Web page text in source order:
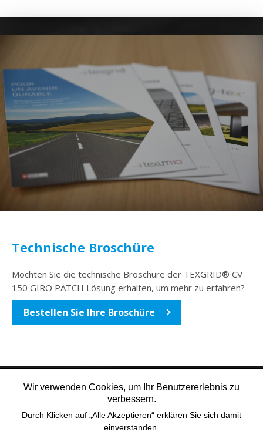
Technische Broschüre
Möchten Sie die technische Broschüre der TEXGRID® CV
150 GIRO PATCH Lösung erhalten, um mehr zu erfahren?
Bestellen Sie Ihre Broschüre
Wir verwenden Cookies, um Ihr Benutzererlebnis zu
verbessern.
Durch Klicken auf „Alle Akzeptieren“ erklären Sie sich damit
einverstanden.